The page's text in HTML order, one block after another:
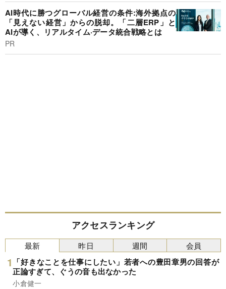
AI時代に勝つグローバル経営の条件:海外拠点の
「見えない経営」からの脱却。「二層ERP」と
AIが導く、リアルタイム·データ統合戦略とは
PR
アクセスランキング
最新
「好きなことを仕事にしたい」若者への豊田章男の回答が
正論すぎて、ぐうの音も出なかった
小倉健一
昨日 週間 会員